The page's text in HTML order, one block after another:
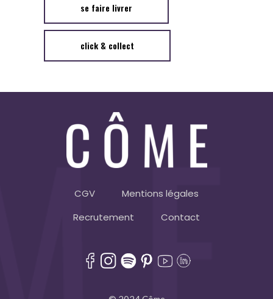
se faire livrer
click & collect
CGV
Mentions légales
Recrutement
Contact